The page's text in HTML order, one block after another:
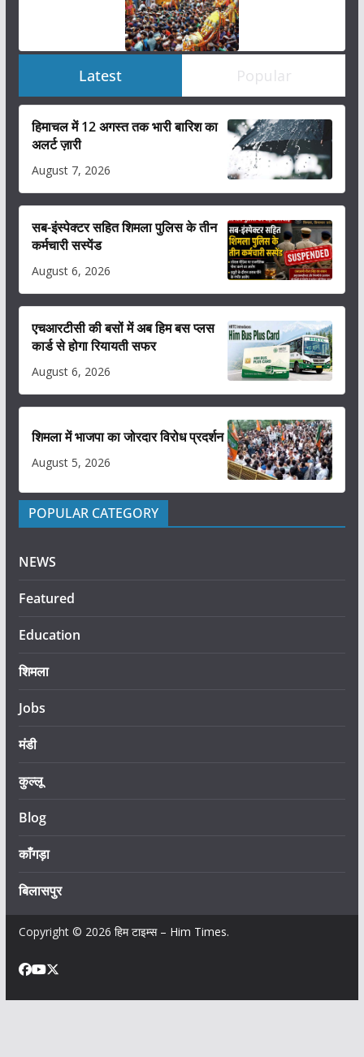
Latest Popular
हिमाचल में 12 अगस्त तक भारी बारिश का
अलर्ट ज़ारी
August 7, 2026
सब-इंस्पेक्टर सहित शिमला पुलिस के तीन
कर्मचारी सस्पेंड
August 6, 2026
एचआरटीसी की बसों में अब हिम बस प्लस
कार्ड से होगा रियायती सफर
August 6, 2026
शिमला में भाजपा का जोरदार विरोध प्रदर्शन
August 5, 2026
POPULAR CATEGORY
NEWS
Featured
Education
शिमला
Jobs
मंडी
कुल्लू
Blog
काँगड़ा
बिलासपुर
Copyright © 2026 हिम टाइम्स – Him Times.